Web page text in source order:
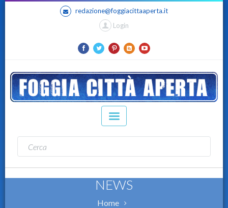
redazione@foggiacittaaperta.it
Login
NEWS
Home